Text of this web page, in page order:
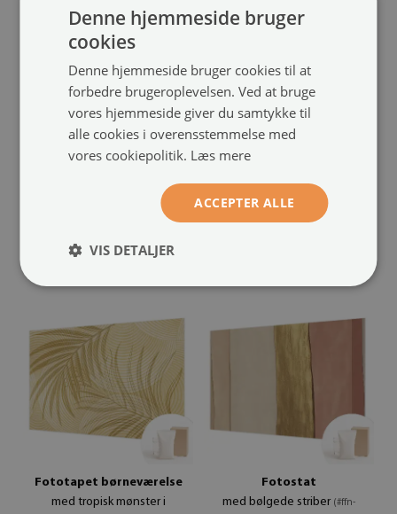
med subtile fjer i blødt
(#ffn-00284942)
størrelse fra: 39.99 kr.
med et mønster af farverige
fjer(#ffn-00284929)
Fototapet børneværelse
med tropisk mønster i
Fotostat
med bølgede striber (#ffn-
Denne hjemmeside bruger
cookies
Denne hjemmeside bruger cookies til at
forbedre brugeroplevelsen. Ved at bruge
vores hjemmeside giver du samtykke til
alle cookies i overensstemmelse med
vores cookiepolitik. Læs mere
ACCEPTER ALLE
VIS DETALJER